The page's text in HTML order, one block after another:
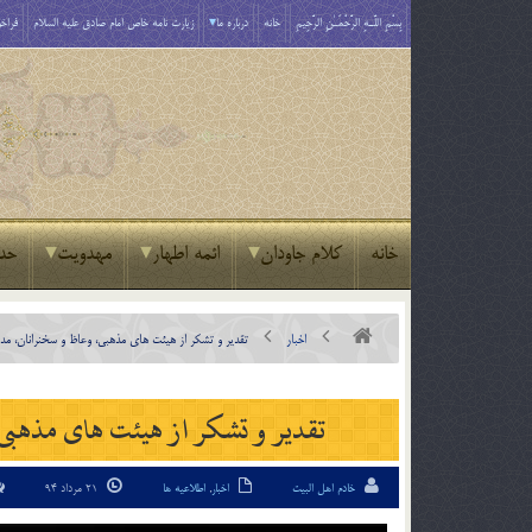
بِسْمِ اللَّـهِ الرَّحْمَـٰنِ الرَّحِيمِ خانه درباره ما زیارت نامه خاص امام صادق علیه السلام
خانه کلام جاودان ائمه اطهار مهدویت
اخبار تقدیر و تشکر از هیئت های مذهبی، وعاظ و سخنرانان،
تقدیر و تشکر از هیئت های
خادم اهل البیت اخبار, اطلاعیه ها